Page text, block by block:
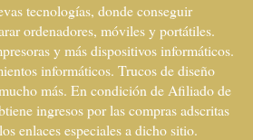
tecnologías, donde conseguir
ordenadores, móviles y portátiles.
y más dispositivos informáticos.
informáticos. Trucos de diseño
más. En condición de Afiliado de
ingresos por las compras adscritas
enlaces especiales a dicho sitio.